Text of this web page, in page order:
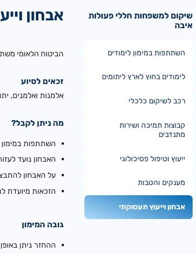
שיקום למשפחות חללי פעולות
איבה
השתתפות במימון לימודים
לימודים בחוץ לארץ ליתומים
רכב לשיקום כלכלי
קבוצות תמיכה ושירות
מתנדבים
ייעוץ וטיפול פסיכולוגי
מענקים והטבות
אבחון וייעוץ תעסוקתי
אבחון
הביטוח הלאומי
זכאים לסיוע
אלמנות ואלמנים,
מה ניתן לקבל?
השתתפות במימון
האבחון נועד
על האבחון
הזכאות מיועדת למי שהתייתמו
גובה המימון
ההחזר ניתן באופן חד-